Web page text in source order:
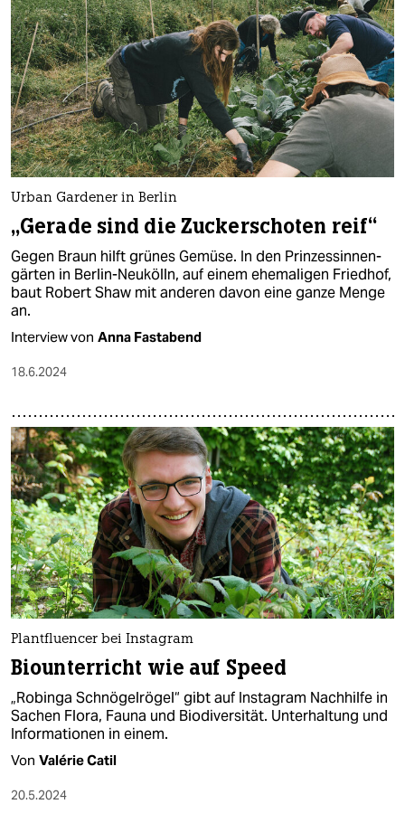
Urban Gardener in Berlin
„Gerade sind die Zuckerschoten reif“
Gegen Braun hilft grünes Gemüse. In den Prinzessinnen­
gärten in Berlin-Neukölln, auf einem ehemaligen Friedhof,
baut Robert Shaw mit anderen davon eine ganze Menge
an.
Interview von Anna Fastabend
18.6.2024
Plantfluencer bei Instagram
Biounterricht wie auf Speed
„Robinga Schnögelrögel“ gibt auf Instagram Nachhilfe in
Sachen Flora, Fauna und Biodiversität. Unterhaltung und
Informationen in einem.
Von Valérie Catil
20.5.2024